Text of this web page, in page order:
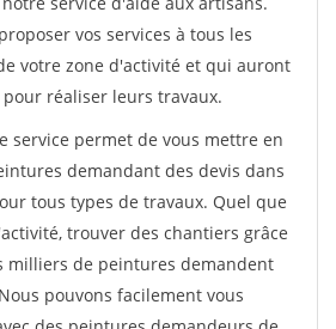
vos services à tous les
votre zone d'activité et qui auront
réaliser leurs travaux.
service permet de vous mettre en
demandant des devis dans
tous types de travaux. Quel que
trouver des chantiers grâce
milliers de peintures demandent
pouvons facilement vous